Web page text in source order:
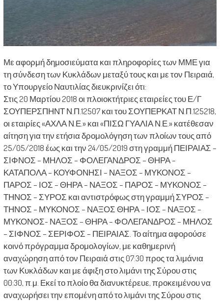
Με αφορμή δημοσιεύματα και πληροφορίες των ΜΜΕ για
τη σύνδεση των Κυκλάδων μεταξύ τους και με τον Πειραιά,
το Υπουργείο Ναυτιλίας διευκρινίζει ότι:
Στις 20 Μαρτίου 2018 οι πλοιοκτήτριες εταιρείες του Ε/Γ
ΣΟΥΠΕΡΣΠΗΝΤ Ν.Π.12507 και του ΣΟΥΠΕΡΚΑΤ Ν.Π.125218,
οι εταιρίες «ΑΧΛΑ Ν.Ε.» και «ΠΙΣΩ ΓΥΑΛΙΑ Ν.Ε.» κατέθεσαν
αίτηση για την ετήσια δρομολόγηση των πλοίων τους από
25/05/2018 έως και την 24/05/2019 στη γραμμή ΠΕΙΡΑΙΑΣ –
ΣΙΦΝΟΣ – ΜΗΛΟΣ – ΦΟΛΕΓΑΝΔΡΟΣ – ΘΗΡΑ –
ΚΑΤΑΠΟΛΑ – ΚΟΥΦΟΝΗΣΙ – ΝΑΞΟΣ – ΜΥΚΟΝΟΣ –
ΠΑΡΟΣ – ΙΟΣ – ΘΗΡΑ – ΝΑΞΟΣ – ΠΑΡΟΣ – ΜΥΚΟΝΟΣ –
ΤΗΝΟΣ – ΣΥΡΟΣ και αντιστρόφως στη γραμμή ΣΥΡΟΣ –
ΤΗΝΟΣ – ΜΥΚΟΝΟΣ – ΝΑΞΟΣ ΘΗΡΑ – ΙΟΣ – ΝΑΞΟΣ –
ΜΥΚΟΝΟΣ- ΝΑΞΟΣ – ΘΗΡΑ – ΦΟΛΕΓΑΝΔΡΟΣ – ΜΗΛΟΣ
– ΣΙΦΝΟΣ – ΣΕΡΙΦΟΣ – ΠΕΙΡΑΙΑΣ. Το αίτημα αφορούσε
κοινό πρόγραμμα δρομολογίων, με καθημερινή
αναχώρηση από τον Πειραιά στις 07:30 προς τα λιμάνια
των Κυκλάδων και με άφιξη στο λιμάνι της Σύρου στις
00:30, π.μ. Εκεί το πλοίο θα διανυκτέρευε, προκειμένου να
αναχωρήσει την επομένη από το λιμάνι της Σύρου στις